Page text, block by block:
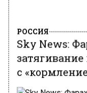
РОССИЯ
Sky News:
с